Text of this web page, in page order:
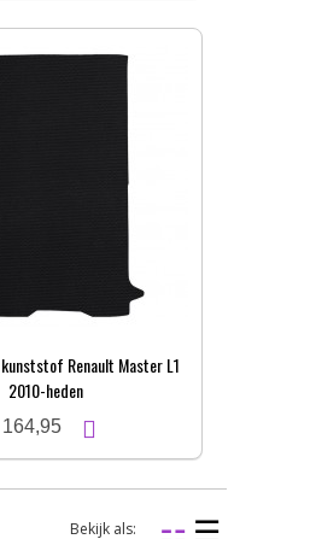
Renault Master L1
2010-heden
Bekijk als: